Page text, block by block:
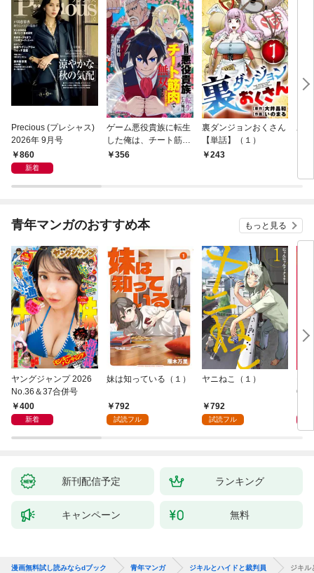
Precious (プレシャス)
2026年 9月号
860
新着
ゲーム悪役貴族に転生
した俺は、チート筋肉
で無双する【単話】
356
裏ダンジョンおくさん
【単話】（１）
243
あ
青年マンガのおすすめ本 もっと見る
ヤングジャンプ 2026
No.36＆37合併号
400
新着
妹は知っている（１）
792
試読フル
ヤニねこ（１）
792
試読フル
6・
新刊配信予定 ランキング
キャンペーン 無料
漫画無料試し読みならdブック 青年マンガ ジキルとハイドと裁判員 ジキル